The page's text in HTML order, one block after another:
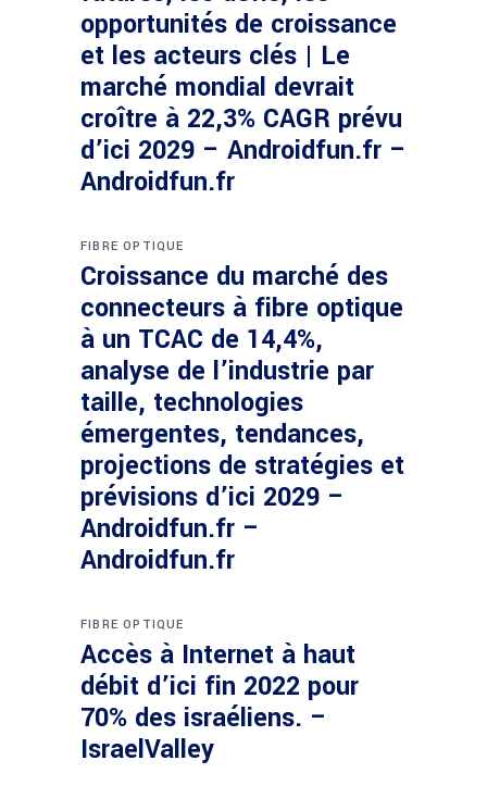
opportunités de croissance
et les acteurs clés | Le
marché mondial devrait
croître à 22,3% CAGR prévu
d’ici 2029 – Androidfun.fr –
Androidfun.fr
FIBRE OPTIQUE
Croissance du marché des
connecteurs à fibre optique
à un TCAC de 14,4%,
analyse de l’industrie par
taille, technologies
émergentes, tendances,
projections de stratégies et
prévisions d’ici 2029 –
Androidfun.fr –
Androidfun.fr
FIBRE OPTIQUE
Accès à Internet à haut
débit d’ici fin 2022 pour
70% des israéliens. –
IsraelValley